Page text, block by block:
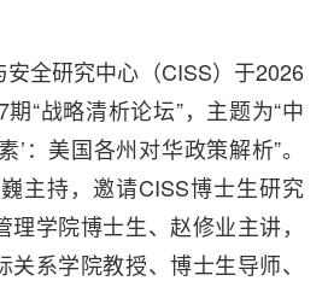
全研究中心（CISS）于2026
“战略清析论坛”，主题为“中
’：美国各州对华政策解析”。
主持，邀请CISS博士生研究
学院博士生、赵修业主讲，
系学院教授、博士生导师、